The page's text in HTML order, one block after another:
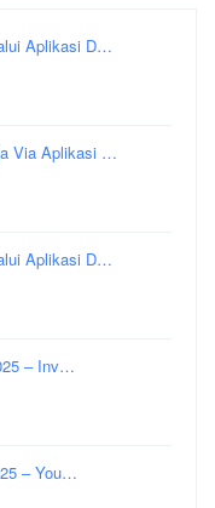
Aplikasi D…
Via Aplikasi …
Aplikasi D…
– Inv…
– You…